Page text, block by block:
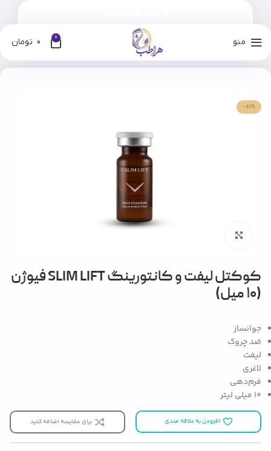
منو 0
0 تومان
فیوژن
-61%
کوکتل لیفت و کانتورینگ SLIM LIFT فیوژن
(۱۰ میل)
جوانساز
ضد چروک
لیفت
لاغری
فرم‌دهی
۱۰ میلی لیتر
افزودن به علاقه مندی برای مقایسه اضافه کنید